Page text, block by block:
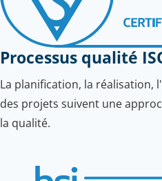
Processus qualité
La planification, la
des projets suivent une
la qualité.